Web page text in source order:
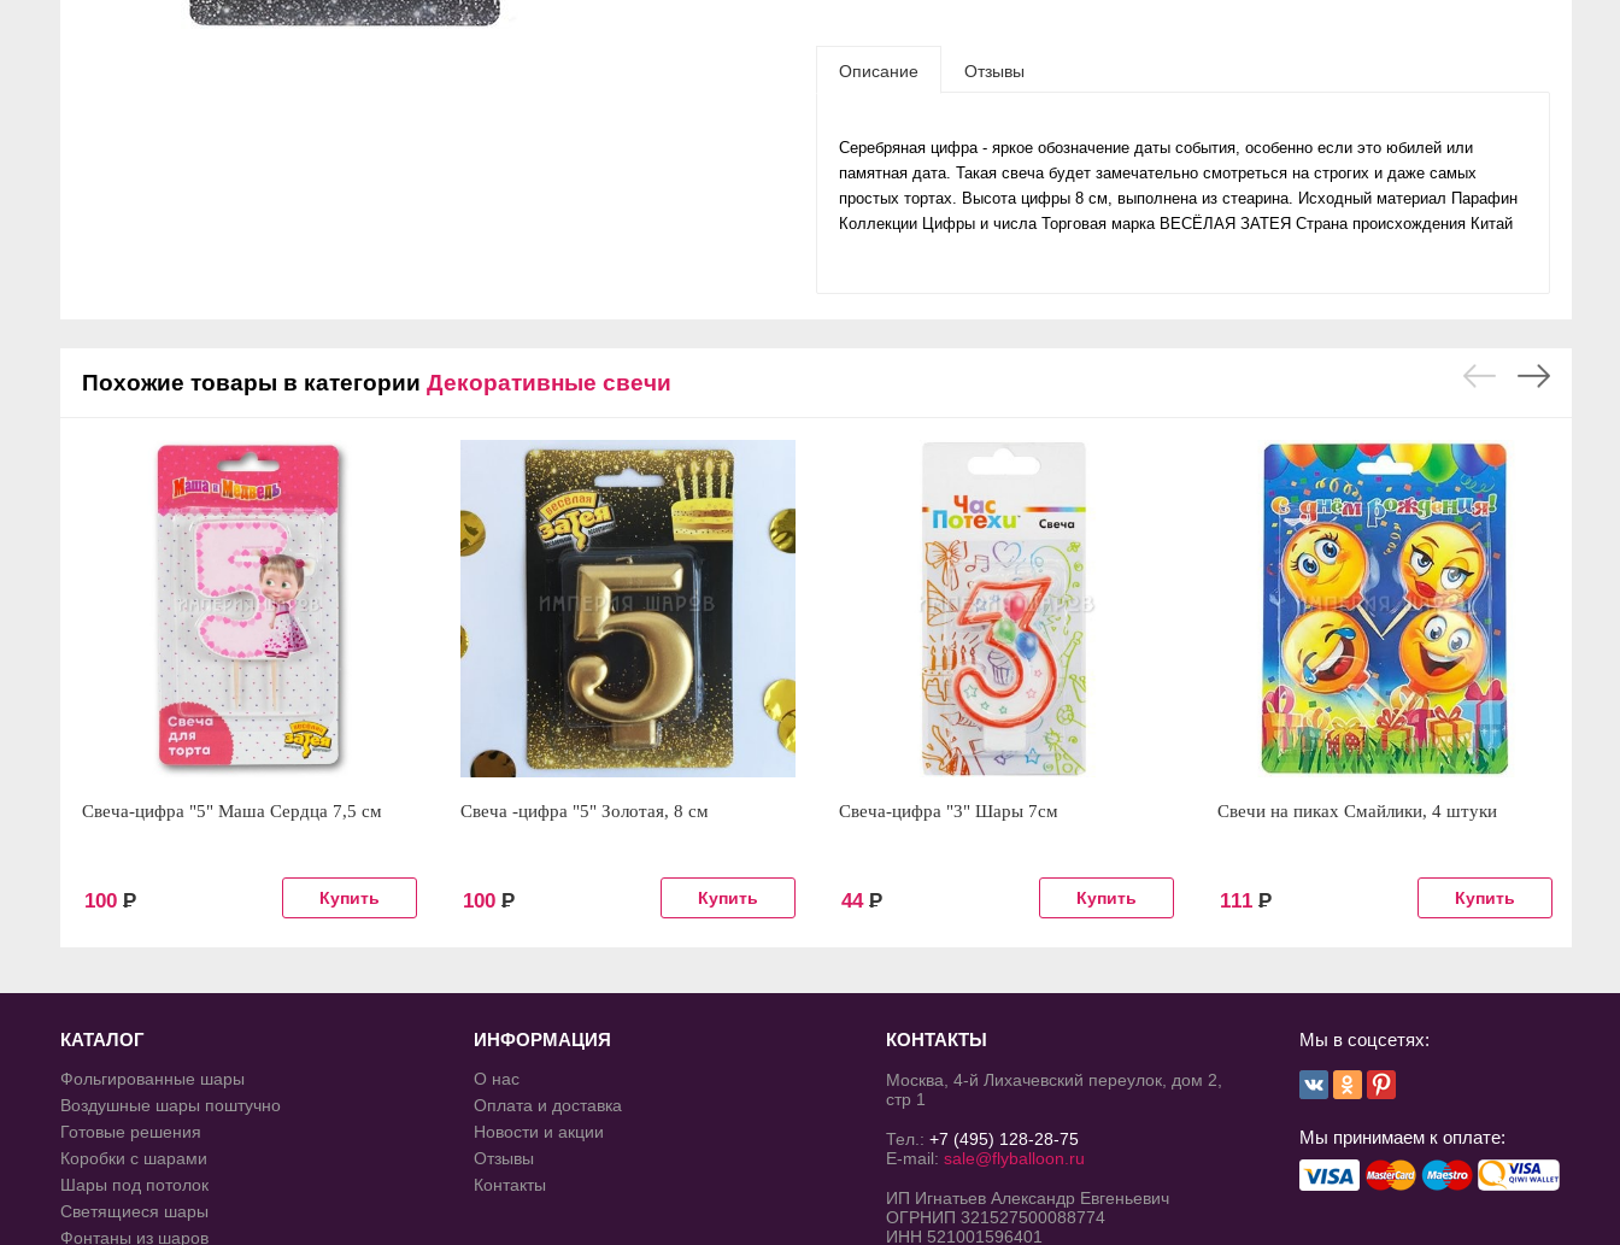
Описание Отзывы
Серебряная цифра - яркое обозначение даты события, особенно если это юбилей или
памятная дата. Такая свеча будет замечательно смотреться на строгих и даже самых
простых тортах. Высота цифры 8 см, выполнена из стеарина. Исходный материал Парафин
Коллекции Цифры и числа Торговая марка ВЕСЁЛАЯ ЗАТЕЯ Страна происхождения Китай
Похожие товары в категории Декоративные свечи
Свеча-цифра "5" Маша Сердца 7,5 см
100 Р
Свеча -цифра "5" Золотая, 8 см
100 Р
Свеча-цифра "3" Шары 7см
44 Р
Свечи на пиках Смайлики, 4 штуки
111 Р
КАТАЛОГ
Фольгированные шары
Воздушные шары поштучно
Готовые решения
Коробки с шарами
Шары под потолок
Светящиеся шары
Фонтаны из шаров
ИНФОРМАЦИЯ
О нас
Оплата и доставка
Новости и акции
Отзывы
Контакты
КОНТАКТЫ
Москва, 4-й Лихачевский переулок, дом 2,
стр 1
Тел.:+7 (495) 128-28-75
E-mail:sale@flyballoon.ru
ИП Игнатьев Александр Евгеньевич
ОГРНИП 321527500088774
ИНН 521001596401
Мы в соцсетях:
Мы принимаем к оплате: